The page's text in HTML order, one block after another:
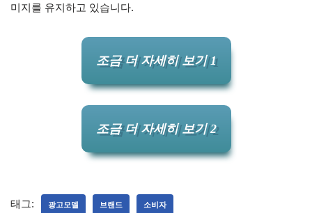
미지를 유지하고 있습니다.
조금 더 자세히 보기 1
조금 더 자세히 보기 2
태그: 광고모델 브랜드 소비자